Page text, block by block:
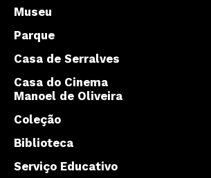
Museu
Parque
Casa de Serralves
Casa do Cinema
Manoel de Oliveira
Coleção
Biblioteca
Serviço Educativo